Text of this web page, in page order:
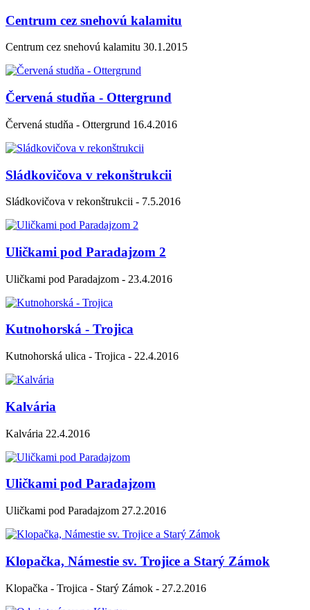
Centrum cez snehovú kalamitu
Centrum cez snehovú kalamitu 30.1.2015
Červená studňa - Ottergrund
Červená studňa - Ottergrund 16.4.2016
Sládkovičova v rekonštrukcii
Sládkovičova v rekonštrukcii - 7.5.2016
Uličkami pod Paradajzom 2
Uličkami pod Paradajzom - 23.4.2016
Kutnohorská - Trojica
Kutnohorská ulica - Trojica - 22.4.2016
Kalvária
Kalvária 22.4.2016
Uličkami pod Paradajzom
Uličkami pod Paradajzom 27.2.2016
Klopačka, Námestie sv. Trojice a Starý Zámok
Klopačka - Trojica - Starý Zámok - 27.2.2016